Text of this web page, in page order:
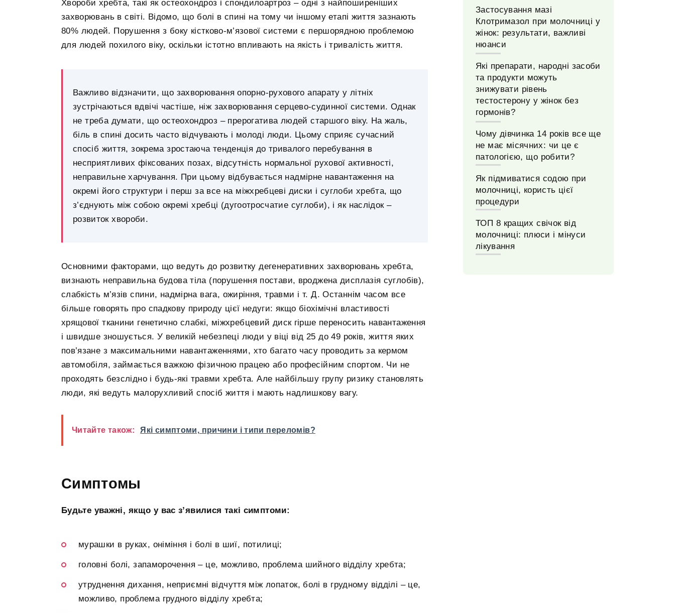
Хвороби хребта, такі як остеохондроз і спондилоартроз – одні з найпоширеніших
захворювань в світі. Відомо, що болі в спині на тому чи іншому етапі життя зазнають
80% людей. Порушення з боку кістково-м’язової системи є першорядною проблемою
для людей похилого віку, оскільки істотно впливають на якість і тривалість життя.
Важливо відзначити, що захворювання опорно-рухового апарату у літніх
зустрічаються вдвічі частіше, ніж захворювання серцево-судинної системи. Однак
не треба думати, що остеохондроз – прерогатива людей старшого віку. На жаль,
біль в спині досить часто відчувають і молоді люди. Цьому сприяє сучасний
спосіб життя, зокрема зростаюча тенденція до тривалого перебування в
несприятливих фіксованих позах, відсутність нормальної рухової активності,
неправильне харчування. При цьому відбувається надмірне навантаження на
окремі його структури і перш за все на міжхребцеві диски і суглоби хребта, що
з’єднують між собою окремі хребці (дугоотросчатие суглоби), і як наслідок –
розвиток хвороби.
Основними факторами, що ведуть до розвитку дегенеративних захворювань хребта,
визнають неправильна будова тіла (порушення постави, вроджена дисплазія суглобів),
слабкість м’язів спини, надмірна вага, ожиріння, травми і т. Д. Останнім часом все
більше говорять про спадкову природу цієї недуги: якщо біохімічні властивості
хрящової тканини генетично слабкі, міжхребцевий диск гірше переносить навантаження
і швидше зношується. У великій небезпеці люди у віці від 25 до 49 років, життя яких
пов’язане з максимальними навантаженнями, хто багато часу проводить за кермом
автомобіля, займається важкою фізичною працею або професійним спортом. Чи не
проходять безслідно і будь-які травми хребта. Але найбільшу групу ризику становлять
люди, які ведуть малорухливий спосіб життя і мають надлишкову вагу.
Читайте також: Які симптоми, причини і типи переломів?
Симптомы
Будьте уважні, якщо у вас з’явилися такі симптоми:
мурашки в руках, оніміння і болі в шиї, потилиці;
головні болі, запаморочення – це, можливо, проблема шийного відділу хребта;
утруднення дихання, неприємні відчуття між лопаток, болі в грудному відділі – це,
можливо, проблема грудного відділу хребта;
Застосування мазі
Клотримазол при молочниці у
жінок: результати, важливі
нюанси
Які препарати, народні засоби
та продукти можуть
знижувати рівень
тестостерону у жінок без
гормонів?
Чому дівчинка 14 років все ще
не має місячних: чи це є
патологією, що робити?
Як підмиватися содою при
молочниці, користь цієї
процедури
ТОП 8 кращих свічок від
молочниці: плюси і мінуси
лікування